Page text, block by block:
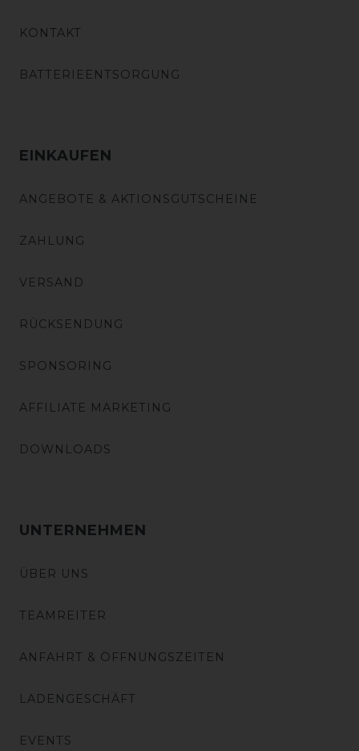
KONTAKT
BATTERIEENTSORGUNG
EINKAUFEN
ANGEBOTE & AKTIONSGUTSCHEINE
ZAHLUNG
VERSAND
RÜCKSENDUNG
SPONSORING
AFFILIATE MARKETING
DOWNLOADS
UNTERNEHMEN
ÜBER UNS
TEAMREITER
ANFAHRT & ÖFFNUNGSZEITEN
LADENGESCHÄFT
EVENTS